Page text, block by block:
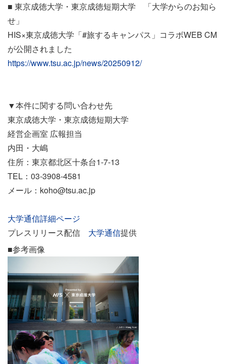
■ 東京成徳大学・東京成徳短期大学 「大学からのお知ら
せ」
HIS×東京成徳大学「#旅するキャンパス」コラボWEB CM
が公開されました
https://www.tsu.ac.jp/news/20250912/
▼本件に関する問い合わせ先
東京成徳大学・東京成徳短期大学
経営企画室 広報担当
内田・大嶋
住所：東京都北区十条台1-7-13
TEL：03-3908-4581
メール：koho@tsu.ac.jp
大学通信詳細ページ
プレスリリース配信 大学通信提供
■参考画像